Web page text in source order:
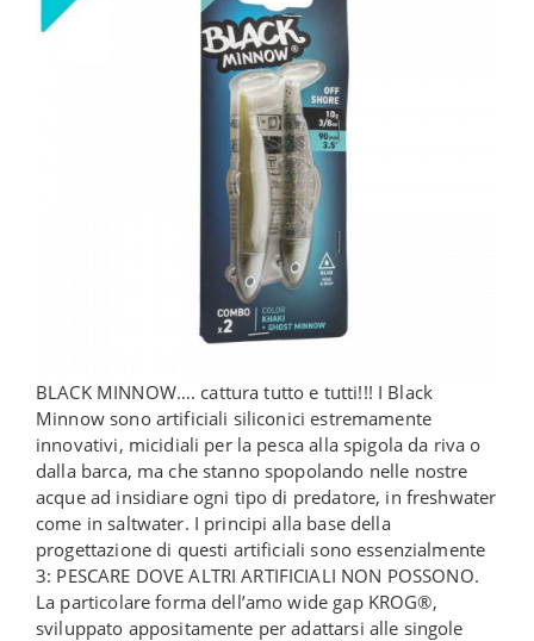
BLACK MINNOW…. cattura tutto e tutti!!! I Black
Minnow sono artificiali siliconici estremamente
innovativi, micidiali per la pesca alla spigola da riva o
dalla barca, ma che stanno spopolando nelle nostre
acque ad insidiare ogni tipo di predatore, in freshwater
come in saltwater. I principi alla base della
progettazione di questi artificiali sono essenzialmente
3: PESCARE DOVE ALTRI ARTIFICIALI NON POSSONO.
La particolare forma dell’amo wide gap KROG®,
sviluppato appositamente per adattarsi alle singole